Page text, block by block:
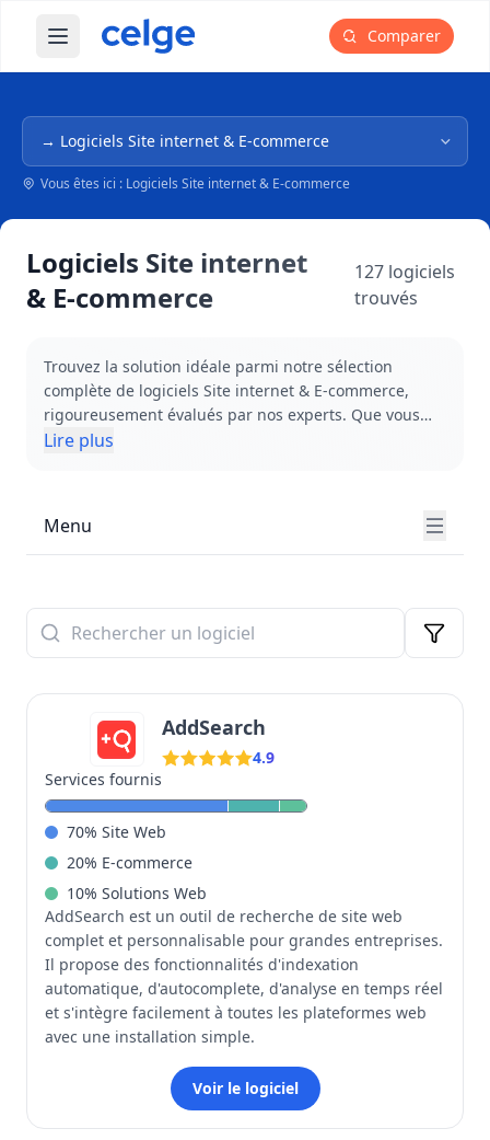
Ouvrir le menu principal Comparer
Navigation dans l'arborescence
Vous êtes ici : Logiciels Site internet & E-commerce
Logiciels Site internet
& E-commerce
127 logiciels
trouvés
Trouvez la solution idéale parmi notre sélection
complète de logiciels Site internet & E-commerce,
rigoureusement évalués par nos experts. Que vous
recherchiez une plateforme e-commerce performante,
selon des critères essentiels : facilité d'utilisation,
fonctionnalités, évolutivité, référencement, sécurité et
trouver l'outil qui propulsera votre présence digitale
et vos ventes en ligne.
Lire plus
Menu
AddSearch
4.9
Services fournis
70% Site Web
20% E-commerce
10% Solutions Web
AddSearch est un outil de recherche de site web
complet et personnalisable pour grandes entreprises.
Il propose des fonctionnalités d'indexation
automatique, d'autocomplete, d'analyse en temps réel
et s'intègre facilement à toutes les plateformes web
avec une installation simple.
Voir le logiciel